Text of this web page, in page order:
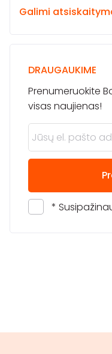
Galimi
DRAUGAUKIME
Prenumeruokite
visas naujienas!
*